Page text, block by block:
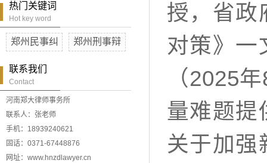
热门关键词
Hot key word
郑州民事纠 郑州刑事辩
联系我们
Contact
河南郑大律师事务所
联系人：张老师
手机：18939240621
固话：0371-67448876
网址：www.hnzdlawyer.cn
授，省政
对策》一
（2025
量难题提
关于加强